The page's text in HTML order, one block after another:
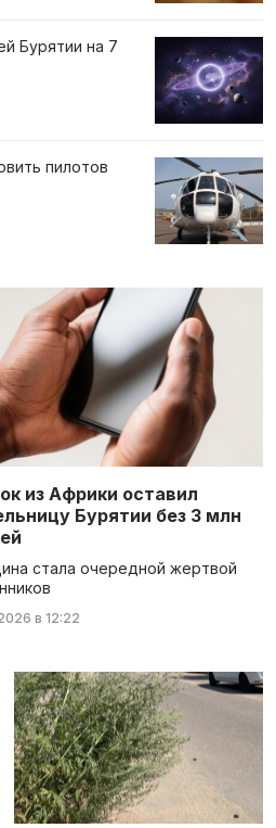
Бурятии на 7
пилотов
из Африки оставил
Бурятии без 3 млн
стала очередной жертвой
в 12:22